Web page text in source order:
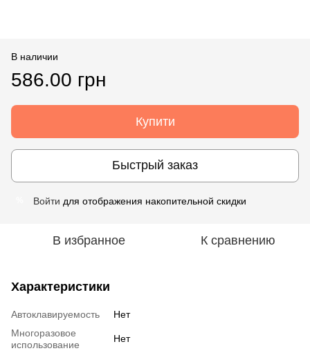
В наличии
586.00 грн
Купити
Быстрый заказ
Войти для отображения накопительной скидки
В избранное К сравнению
Характеристики
Автоклавируемость
Нет
Многоразовое
использование
Нет